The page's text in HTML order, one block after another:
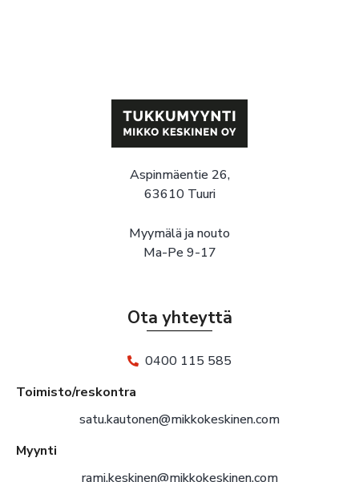
Aspinmäentie 26,
63610 Tuuri
Myymälä ja nouto
Ma-Pe 9-17
Ota yhteyttä
0400 115 585
Toimisto/reskontra
satu.kautonen@mikkokeskinen.com
Myynti
rami.keskinen@mikkokeskinen.com